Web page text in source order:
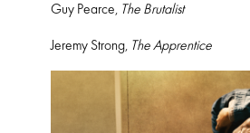
Guy Pearce, The Brutalist
Jeremy Strong, The Apprentice